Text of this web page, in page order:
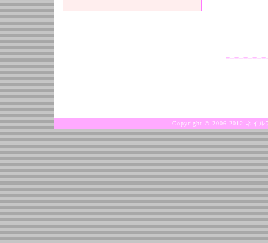
Copyright © 2006-2012 ネイル